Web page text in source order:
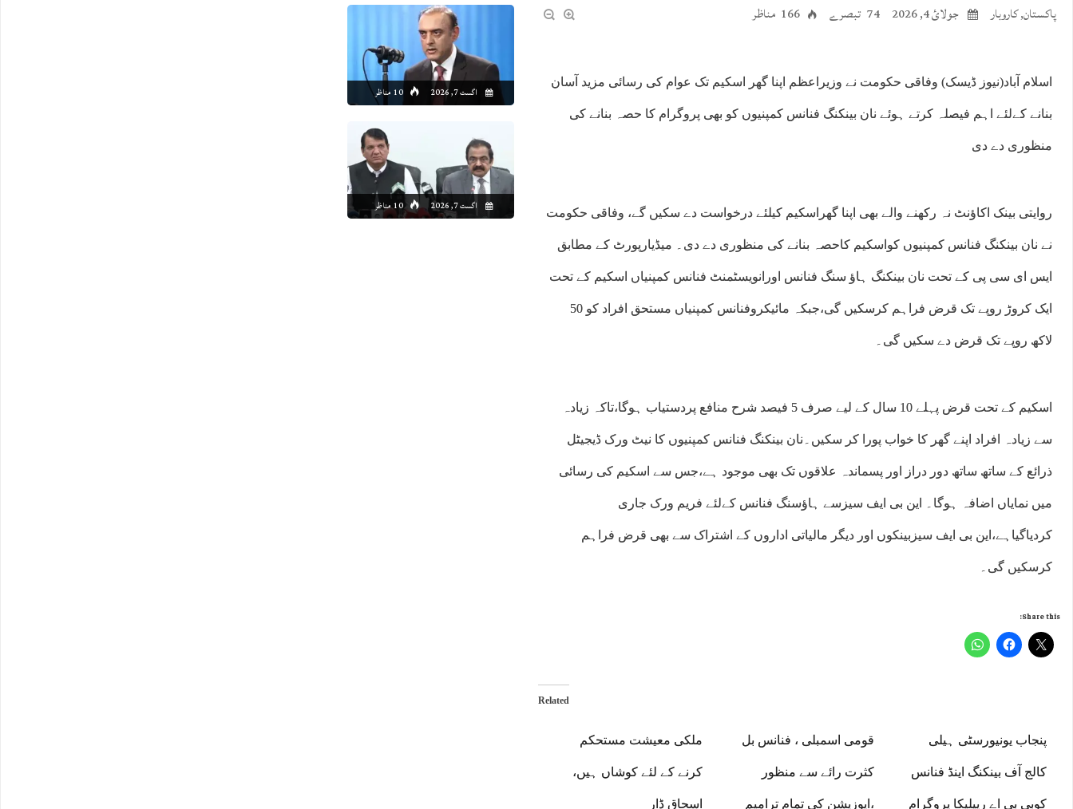
اگست 7, 2026 10 مناظر
اگست 7, 2026 10 مناظر
پاکستان,کاروبار جولائ 4, 2026 74 تبصرے 166 مناظر
اسلام آباد(نیوز ڈیسک) وفاقی حکومت نے وزیراعظم اپنا گھر اسکیم تک عوام کی رسائی مزید آسان
بنانے کےلئے اہم فیصلہ کرتے ہوئے نان بینکنگ فنانس کمپنیوں کو بھی پروگرام کا حصہ بنانے کی
منظوری دے دی
روایتی بینک اکاﺅنٹ نہ رکھنے والے بھی اپنا گھراسکیم کیلئے درخواست دے سکیں گے، وفاقی حکومت
نے نان بینکنگ فنانس کمپنیوں کواسکیم کاحصہ بنانے کی منظوری دے دی۔ میڈیارپورٹ کے مطابق
ایس ای سی پی کے تحت نان بینکنگ ہاﺅ سنگ فنانس اورانویسٹمنٹ فنانس کمپنیاں اسکیم کے تحت
ایک کروڑ روپے تک قرض فراہم کرسکیں گی،جبکہ مائیکروفنانس کمپنیاں مستحق افراد کو 50
لاکھ روپے تک قرض دے سکیں گی۔
اسکیم کے تحت قرض پہلے 10 سال کے لیے صرف 5 فیصد شرح منافع پردستیاب ہوگا،تاکہ زیادہ
سے زیادہ افراد اپنے گھر کا خواب پورا کر سکیں۔نان بینکنگ فنانس کمپنیوں کا نیٹ ورک ڈیجیٹل
ذرائع کے ساتھ ساتھ دور دراز اور پسماندہ علاقوں تک بھی موجود ہے،جس سے اسکیم کی رسائی
میں نمایاں اضافہ ہوگا۔ این بی ایف سیزسے ہاﺅسنگ فنانس کےلئے فریم ورک جاری
کردیاگیاہے،این بی ایف سیزبینکوں اور دیگر مالیاتی اداروں کے اشتراک سے بھی قرض فراہم
کرسکیں گی۔
Share this:
Related
ملکی معیشت مستحکم
کرنے کے لئے کوشاں ہیں،
اسحاق ڈار
قومی اسمبلی ، فنانس بل
کثرت رائے سے منظور
،اپوزیشن کی تمام ترامیم
پنجاب یونیورسٹی ہیلی
کالج آف بینکنگ اینڈ فنانس
کوبی بی اے ریپلیکا پروگرام